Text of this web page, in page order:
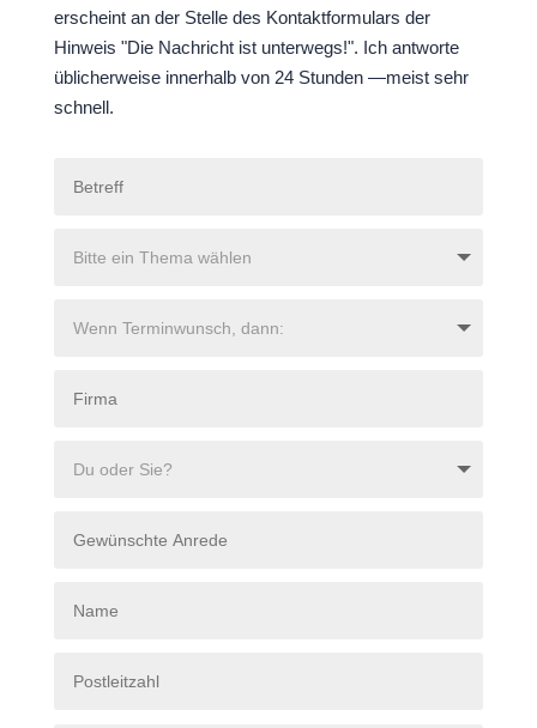
erscheint an der Stelle des Kontaktformulars der
Hinweis "Die Nachricht ist unterwegs!". Ich antworte
üblicherweise innerhalb von 24 Stunden —meist sehr
schnell.